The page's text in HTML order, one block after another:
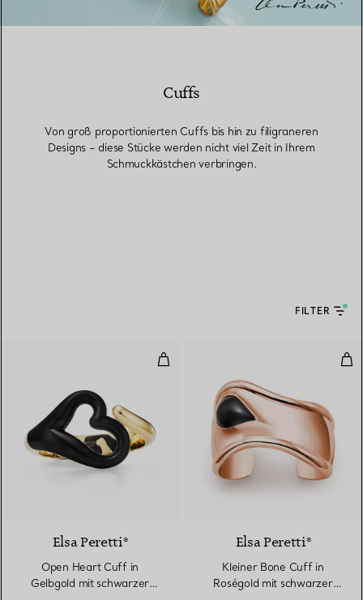
Cuffs
Von groß proportionierten Cuffs bis hin zu filigraneren
Designs – diese Stücke werden nicht viel Zeit in Ihrem
Schmuckkästchen verbringen.
FILTER
Open Heart Cuff in Gelbgold
Elsa Peretti®
Open Heart Cuff in
Gelbgold mit schwarzer
Elsa Peretti®
Kleiner Bone Cuff in
Roségold mit schwarzer